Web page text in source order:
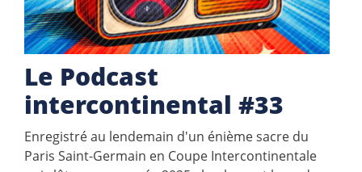
Le Podcast
intercontinental #33
Enregistré au lendemain d'un énième sacre du
Paris Saint-Germain en Coupe Intercontinentale